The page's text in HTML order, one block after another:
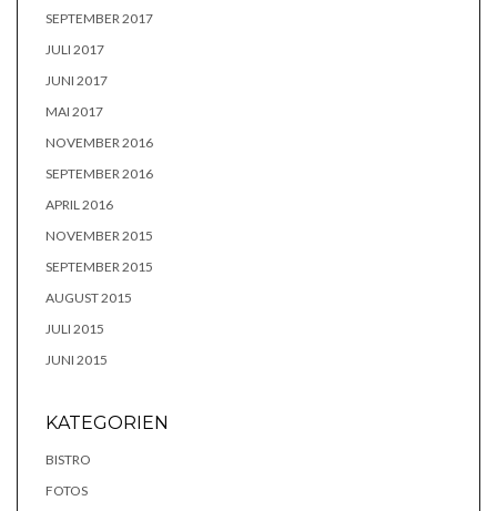
SEPTEMBER 2017
JULI 2017
JUNI 2017
MAI 2017
NOVEMBER 2016
SEPTEMBER 2016
APRIL 2016
NOVEMBER 2015
SEPTEMBER 2015
AUGUST 2015
JULI 2015
JUNI 2015
KATEGORIEN
BISTRO
FOTOS